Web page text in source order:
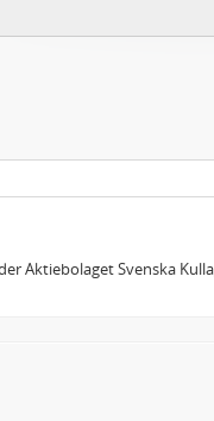
Aktiebolaget Svenska